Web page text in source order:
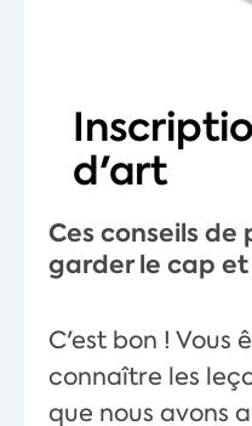
d'art
Ces conseils de
garder le cap
C'est bon ! Vous
connaître les
que nous avons